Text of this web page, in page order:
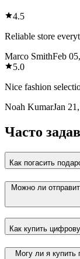
4.5
Reliable store
Marco SmithFeb
5.0
Nice fashion
Noah KumarJan
Часто
Как погасить
Можно ли
Как купить
Могу ли я